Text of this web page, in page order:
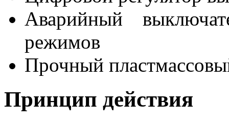
Aварийный
режимов
Прочный
Принцип действия